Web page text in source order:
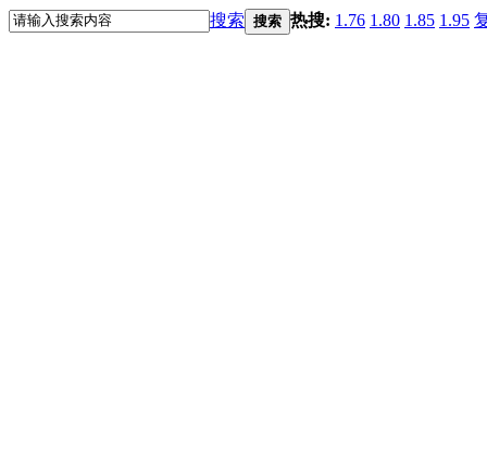
搜索 搜索 热搜: 1.76 1.80 1.85 1.95